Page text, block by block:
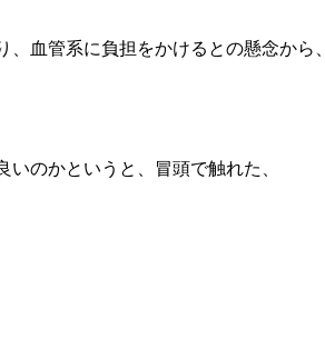
血管系に負担をかけるとの懸念から、
のかというと、冒頭で触れた、